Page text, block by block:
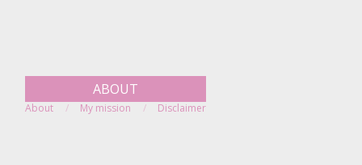
ABOUT
About My mission Disclaimer